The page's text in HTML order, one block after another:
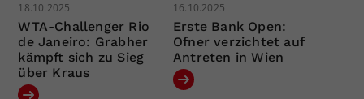
18.10.2025
WTA-Challenger Rio
de Janeiro: Grabher
kämpft sich zu Sieg
über Kraus
16.10.2025
Erste Bank Open:
Ofner verzichtet auf
Antreten in Wien